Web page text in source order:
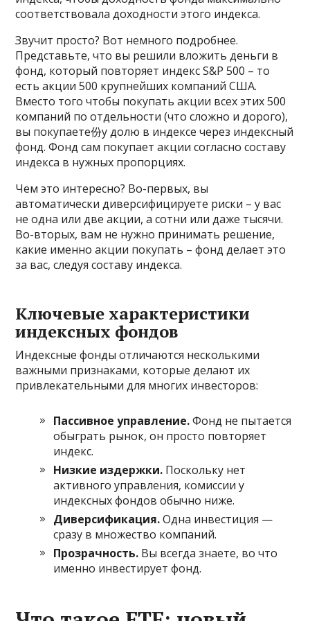
соответствовала доходности этого индекса.
Звучит просто? Вот немного подробнее.
Представьте, что вы решили вложить деньги в
фонд, который повторяет индекс S&P 500 – то
есть акции 500 крупнейших компаний США.
Вместо того чтобы покупать акции всех этих 500
компаний по отдельности (что сложно и дорого),
вы покупаете份у долю в индексе через индексный
фонд. Фонд сам покупает акции согласно составу
индекса в нужных пропорциях.
Чем это интересно? Во-первых, вы
автоматически диверсифицируете риски – у вас
не одна или две акции, а сотни или даже тысячи.
Во-вторых, вам не нужно принимать решение,
какие именно акции покупать – фонд делает это
за вас, следуя составу индекса.
Ключевые характеристики
индексных фондов
Индексные фонды отличаются несколькими
важными признаками, которые делают их
привлекательными для многих инвесторов:
Пассивное управление.Фонд не пытается
обыграть рынок, он просто повторяет
индекс.
Низкие издержки. Поскольку нет
активного управления, комиссии у
индексных фондов обычно ниже.
Диверсификация.Одна инвестиция —
сразу в множество компаний.
Прозрачность. Вы всегда знаете, во что
именно инвестирует фонд.